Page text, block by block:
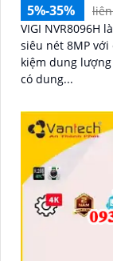
5%-35%
VIGI NVR8096H
siêu nét 8MP
kiệm dung lượng lưu trữ. Đầu ghi có 8
có dung...